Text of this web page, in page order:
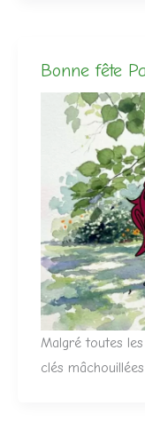
Bonne fête
Malgré toutes
clés